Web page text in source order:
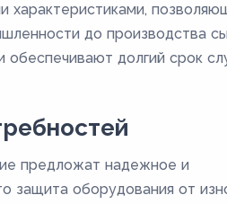
характеристиками,
до производства
обеспечивают долгий срок
предложат надежное и
защита оборудования от